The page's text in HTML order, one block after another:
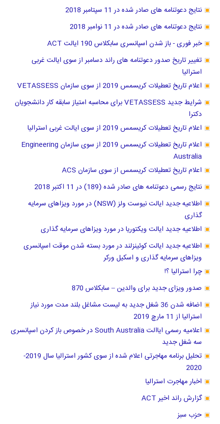
نتایج دعوتنامه های صادر شده در 11 سپتامبر 2018
نتایج دعوتنامه های صادر شده در 11 نوامبر 2018
خبر فوری - باز شدن اسپانسری سابکلاس 190 ایالت ACT
تغییر تاریخ صدور دعوتنامه های راند دسامبر از سوی ایالت غربی
استرالیا
اعلام تاریخ تعطیلات کریسمس 2019 از سوی سازمان VETASSESS
شرایط جدید VETASSESS برای محاسبه امتیاز سابقه کار دانشجویان
دکترا
اعلام تاریخ تعطیلات کریسمس 2019 از سوی ایالت غربی استرالیا
اعلام تاریخ تعطیلات کریسمس 2019 از سوی سازمان Engineering
Australia
اعلام تاریخ تعطیلات کریسمس از سوی سازمان ACS
نتایج رسمی دعوتنامه های صادر شده (189) در 11 اکتبر 2018
اطلاعیه جدید ایالت نیوست ولز (NSW) در مورد ویزاهای سرمایه
گذاری
اطلاعیه جدید ایالت ویکتوریا در مورد ویزاهای سرمایه گذاری
اطلاعیه جدید ایالت کوئینزلند در مورد بسته شدن موقت اسپانسری
ویزاهای سرمایه گذاری و اسکیل ورکر
چرا استرالیا ؟!
صدور ویزای جدید برای والدین – سابکلاس 870
اضافه شدن 36 شغل جدید به لیست مشاغل بلند مدت مورد نیاز
استرالیا از 11 مارچ 2019
اعلامیه رسمی ایاالت South Australia در خصوص باز کردن اسپانسری
سه شغل جدید
تحلیل برنامه مهاجرتی اعلام شده از سوی کشور استرالیا سال 2019-
2020
اخبار مهاجرت استرالیا
گزارش راند اخیر ACT
حزب سبز